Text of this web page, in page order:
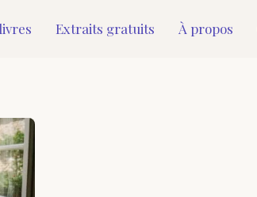
Extraits gratuits À propos